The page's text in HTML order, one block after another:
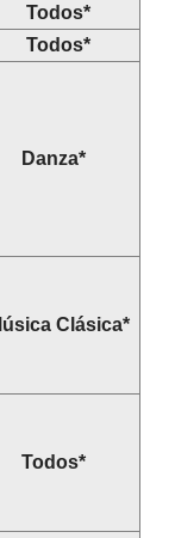
Todos*
Todos*
Danza*
Clásica*
Todos*